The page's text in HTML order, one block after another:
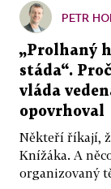
PETR
„Prolhaný
stáda“.
vláda
opovrhoval
Někteří říkají,
Knížáka. A
organizovaný